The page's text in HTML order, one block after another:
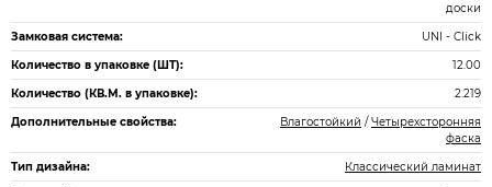
доски
Замковая система:
UNI - Click
Количество в упаковке (ШТ):
12.00
Количество (КВ.М. в упаковке):
2.219
Дополнительные свойства:
Влагостойкий /Четырехсторонняя
фаска
Тип дизайна:
Классический ламинат